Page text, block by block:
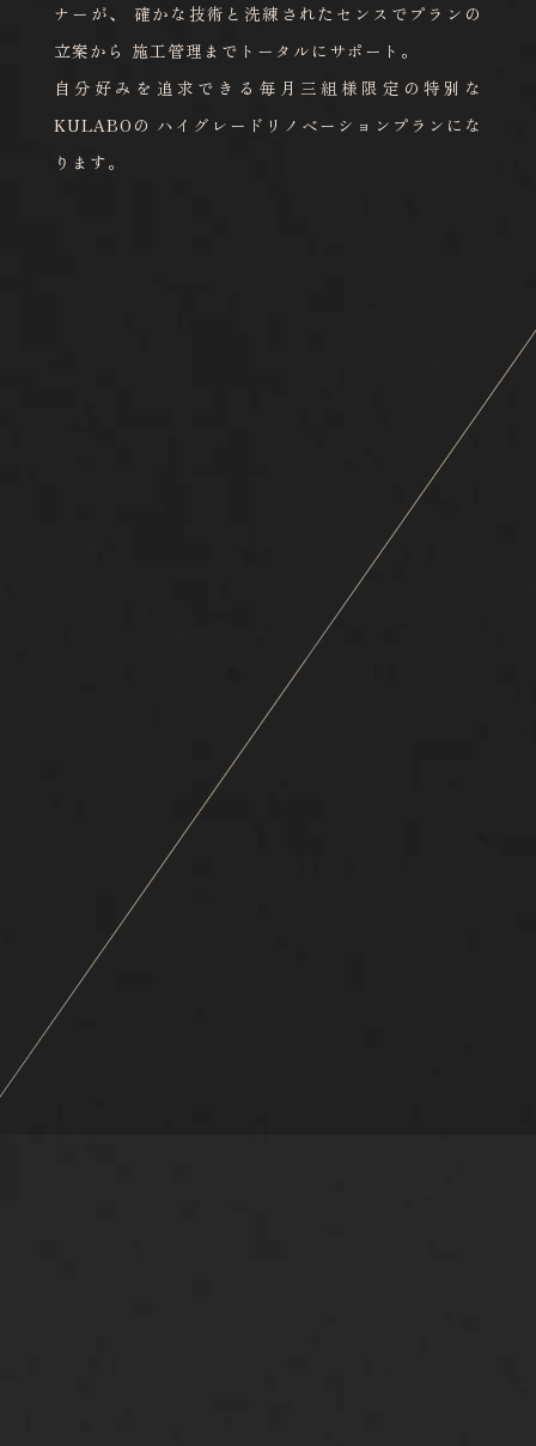
ナーが、
確かな技術と洗練されたセンスでプランの
立案から 施工管理までトータルにサポート。
自分好みを追求できる毎月三組様限定の特別な
KULABOの ハイグレードリノベーションプランにな
ります。